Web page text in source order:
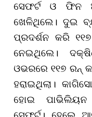
ସେଫର୍ଟ ଓ ଫିନ
ଖେଳିଥିଲେ। ଦୁଇ
ପ୍ରଦର୍ଶନ କରି
ନେଇଥିଲେ।
ଓଭରରେ ୧୧୭ ରନ୍
ହରାଇଥିଲା।
ହୋଇ